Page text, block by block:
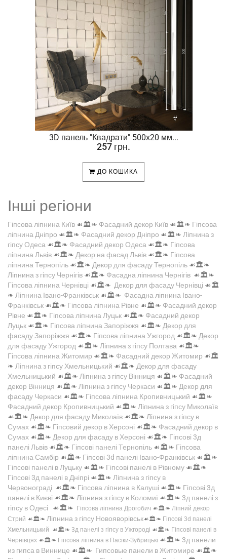
3D панель "Квадрати" 500х20 мм...
257 грн.
ДО КОШИКА
Інші регіони
Гіпсова ліпнина Київ ☙🏛️❧ Фасадний декор Київ ☙🏛️❧ Гіпсова
ліпнина Дніпро ☙🏛️❧ Фасадний декор Дніпро ☙🏛️❧ Ліпнина з
гіпсу Одеса ☙🏛️❧ Фасадний декор Одеса ☙🏛️❧ Гіпсова
ліпнина Львів ☙🏛️❧ Декор на фасад Львів ☙🏛️❧ Гіпсова
ліпнина Тернопіль ☙🏛️❧ Декор для фасаду Тернопіль ☙🏛️❧
Ліпнина з гіпсу Чернігів ☙🏛️❧ Фасадна ліпнина Чернігів ☙🏛️❧
Гіпсова ліпнина Чернівці ☙🏛️❧ Декор для фасаду Чернівці ☙🏛️
❧ Ліпнина Івано-Франківськ ☙🏛️❧ Фасадна ліпнина Івано-
Франківськ ☙🏛️❧ Гіпсова ліпнина Рівне ☙🏛️❧ Фасадний декор
Рівне ☙🏛️❧ Гіпсова ліпнина Луцьк ☙🏛️❧ Фасадний декор
Луцьк ☙🏛️❧ Гіпсова ліпнина Запоріжжя ☙🏛️❧ Декор для
фасаду Запоріжжя ☙🏛️❧ Гіпсова ліпнина Ужгород ☙🏛️❧ Декор
для фасаду Ужгород ☙🏛️❧ Ліпнина з гіпсу Полтава ☙🏛️❧
Гіпсова ліпнина Житомир ☙🏛️❧ Фасадний декор Житомир ☙🏛️
❧ Ліпнина з гіпсу Хмельницький ☙🏛️❧ Декор для фасаду
Хмельницький ☙🏛️❧ Ліпнина з гіпсу Вінниця ☙🏛️❧ Фасадний
декор Вінниця ☙🏛️❧ Ліпнина з гіпсу Черкаси ☙🏛️❧ Декор для
фасаду Черкаси ☙🏛️❧ Гіпсова ліпнина Кропивницький ☙🏛️❧
Фасадний декор Кропивницький ☙🏛️❧ Ліпнина з гіпсу Миколаїв
☙🏛️❧ Декор для фасаду Миколаїв ☙🏛️❧ Ліпнина з гіпсу в
Сумах ☙🏛️❧ Гіпсовий декор в Херсоні ☙🏛️❧ Фасадний декор в
Сумах ☙🏛️❧ Декор для фасаду в Херсоні ☙🏛️❧ Гіпсові 3д
панелі Львів ☙🏛️❧ Гіпсові панелі Тернопіль ☙🏛️❧ Гіпсова
ліпнина Самбір ☙🏛️❧ Гіпсові 3d панелі Івано-Франківськ ☙🏛️❧
Гіпсові панелі в Луцьку ☙🏛️❧ Гіпсові панелі в Рівному ☙🏛️❧
Гіпсові 3д панелі в Дніпрі ☙🏛️❧ Ліпнина з гіпсу в
Червонограді ☙🏛️❧ Гіпсова ліпнина в Калуші ☙🏛️❧ Гіпсові 3д
панелі в Києві ☙🏛️❧ Ліпнина з гіпсу в Коломиї ☙🏛️❧ 3д панелі з
гіпсу в Одесі ☙🏛️❧ Гіпсова ліпнина Дрогобич ☙🏛️❧ Ліпний декор
Стрий ☙🏛️❧ Ліпнина з гіпсу Новояворівськ☙🏛️❧ Гіпсові 3d панелі
Хмельницький ☙🏛️❧ 3д панелі з гіпсу в Ужгороді ☙🏛️❧ Гіпсові панелі в
Чернівцях ☙🏛️❧ Гіпсова ліпнина в Пасіки-Зубрицькі ☙🏛️❧ 3д панели
из гипса в Виннице ☙🏛️❧ Гипсовые панели в Житомире ☙🏛️❧